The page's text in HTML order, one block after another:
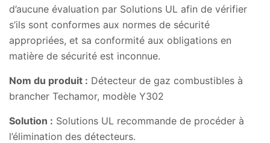
d’aucune évaluation par Solutions UL afin de vérifier
s’ils sont conformes aux normes de sécurité
appropriées, et sa conformité aux obligations en
matière de sécurité est inconnue.
Nom du produit : Détecteur de gaz combustibles à
brancher Techamor, modèle Y302
Solution : Solutions UL recommande de procéder à
l’élimination des détecteurs.